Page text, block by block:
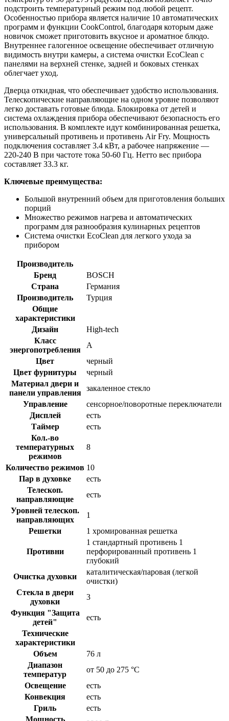
подстроить температурный режим под любой рецепт.
Особенностью прибора является наличие 10 автоматических
программ и функции CookControl, благодаря которым даже
новичок сможет приготовить вкусное и ароматное блюдо.
Внутреннее галогенное освещение обеспечивает отличную
видимость внутри камеры, а система очистки EcoClean с
панелями на верхней стенке, задней и боковых стенках
облегчает уход.
Дверца откидная, что обеспечивает удобство использования.
Телескопические направляющие на одном уровне позволяют
легко доставать готовые блюда. Блокировка от детей и
система охлаждения прибора обеспечивают безопасность его
использования. В комплекте идут комбинированная решетка,
универсальный противень и противень Air Fry. Мощность
подключения составляет 3.4 кВт, а рабочее напряжение —
220-240 В при частоте тока 50-60 Гц. Нетто вес прибора
составляет 33.3 кг.
Ключевые преимущества:
Большой внутренний объем для приготовления больших
порций
Множество режимов нагрева и автоматических
программ для разнообразия кулинарных рецептов
Система очистки EcoClean для легкого ухода за
прибором
Производитель
Бренд
BOSCH
Страна
Германия
Производитель
Турция
Общие
характеристики
Дизайн
High-tech
Класс
энергопотребления
A
Цвет
черный
Цвет фурнитуры
черный
Материал двери и
панели управления
закаленное стекло
Управление
сенсорное/поворотные переключатели
Дисплей
есть
Таймер
есть
Кол.-во
температурных
режимов
8
Количество режимов 10
Пар в духовке
есть
Телескоп.
направляющие
есть
Уровней телескоп.
направляющих
1
Решетки
1 хромированная решетка
Противни
1 стандартный противень 1
перфорированный противень 1
глубокий
Очистка духовки
каталитическая/паровая (легкой
очистки)
Стекла в двери
духовки
3
Функция "Защита
детей"
есть
Технические
характеристики
Объем
76 л
Диапазон
температур
от 50 до 275 °C
Освещение
есть
Конвекция
есть
Гриль
есть
Мощность